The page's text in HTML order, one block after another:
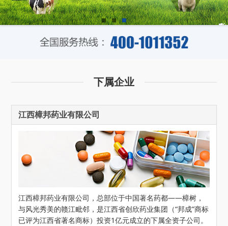
下属企业
江西樟邦药业有限公司
江西樟邦药业有限公司，总部位于中国著名药都——樟树，
与风光秀美的赣江毗邻，是江西省创欣药业集团（“邦成”商标
已评为江西省著名商标）投资1亿元成立的下属全资子公司。